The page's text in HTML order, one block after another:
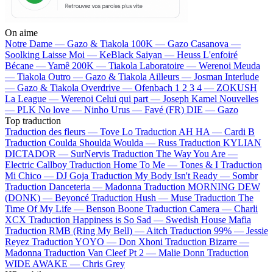
On aime
Notre Dame — Gazo & Tiakola 100K — Gazo Casanova —
Soolking Laisse Moi — KeBlack Saiyan — Heuss L'enfoiré
Bécane —Yamê 200K — Tiakola Laboratoire — Werenoi Meuda
— Tiakola Outro — Gazo & Tiakola Ailleurs — Josman Interlude
— Gazo & Tiakola Overdrive — Ofenbach 1 2 3 4 — ZOKUSH
La League — Werenoi Celui qui part — Joseph Kamel Nouvelles
— PLK No love — Ninho Urus — Favé (FR) DIE — Gazo
Top traduction
Traduction des fleurs — Tove Lo Traduction AH HA — Cardi B
Traduction Coulda Shoulda Woulda — Russ Traduction KYLIAN
DICTADOR — SurNervis Traduction The Way You Are —
Electric Callboy Traduction Home To Me — Tones & I Traduction
Mi Chico — DJ Goja Traduction My Body Isn't Ready — Sombr
Traduction Danceteria — Madonna Traduction MORNING DEW
(DONK) — Beyoncé Traduction Hush — Muse Traduction The
Time Of My Life — Benson Boone Traduction Camera — Charli
XCX Traduction Happiness is So Sad — Swedish House Mafia
Traduction RMB (Ring My Bell) — Aitch Traduction 99% — Jessie
Reyez Traduction YOYO — Don Xhoni Traduction Bizarre —
Madonna Traduction Van Cleef Pt 2 — Malie Donn Traduction
WIDE AWAKE — Chris Grey